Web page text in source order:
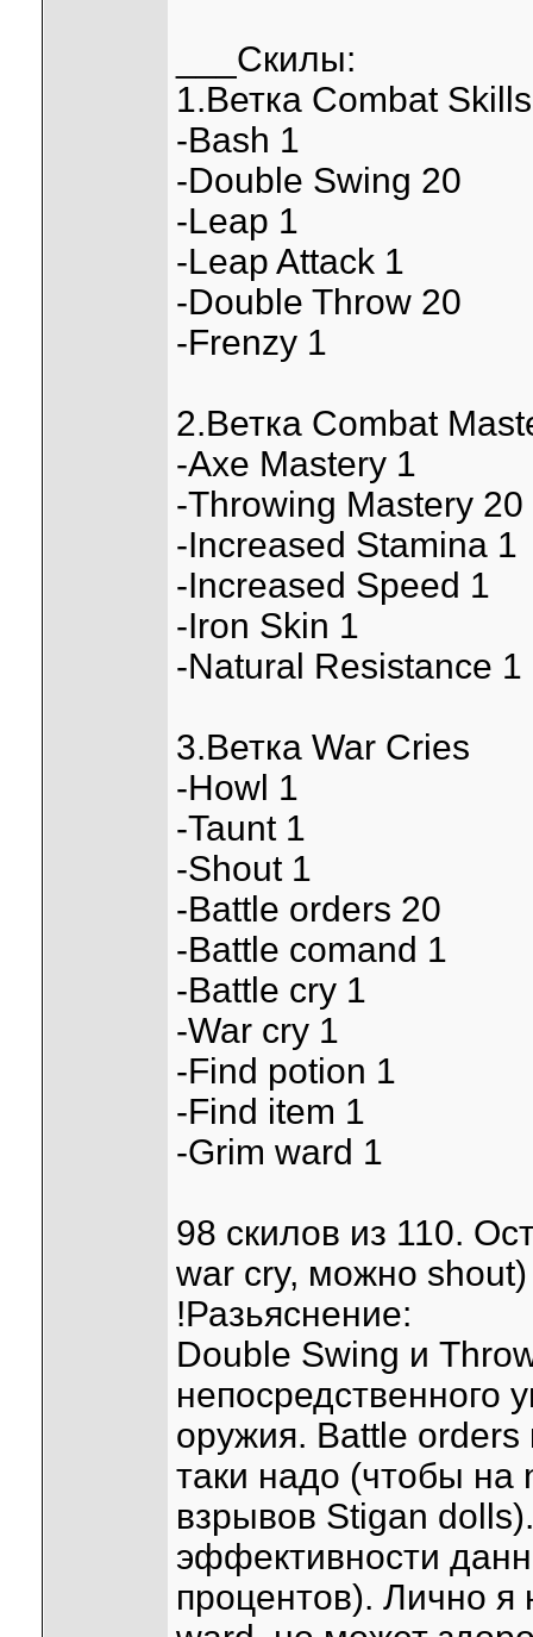
___Скилы:
1.Ветка Combat
-Bash 1
-Double Swing 20
-Leap 1
-Leap Attack 1
-Double Throw 20
-Frenzy 1
2.Ветка Combat
-Axe Mastery 1
-Throwing Mastery 20
-Increased Stamina 1
-Increased Speed 1
-Iron Skin 1
-Natural Resistance 1
3.Ветка War Cries
-Howl 1
-Taunt 1
-Shout 1
-Battle orders 20
-Battle comand 1
-Battle cry 1
-War cry 1
-Find potion 1
-Find item 1
-Grim ward 1
98 скилов из 110.
war cry, можно shout)
!Разьяснение:
Double Swing и
непосредственного
оружия. Battle orders
таки надо (чтобы на
взрывов Stigan
эффективности
процентов). Лично я